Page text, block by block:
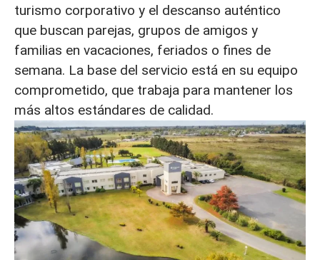
turismo corporativo y el descanso auténtico
que buscan parejas, grupos de amigos y
familias en vacaciones, feriados o fines de
semana. La base del servicio está en su equipo
comprometido, que trabaja para mantener los
más altos estándares de calidad.